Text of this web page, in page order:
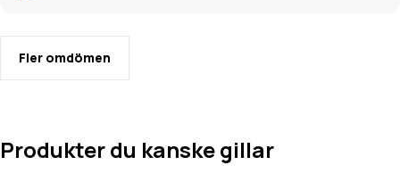
Fler omdömen
Produkter du kanske gillar